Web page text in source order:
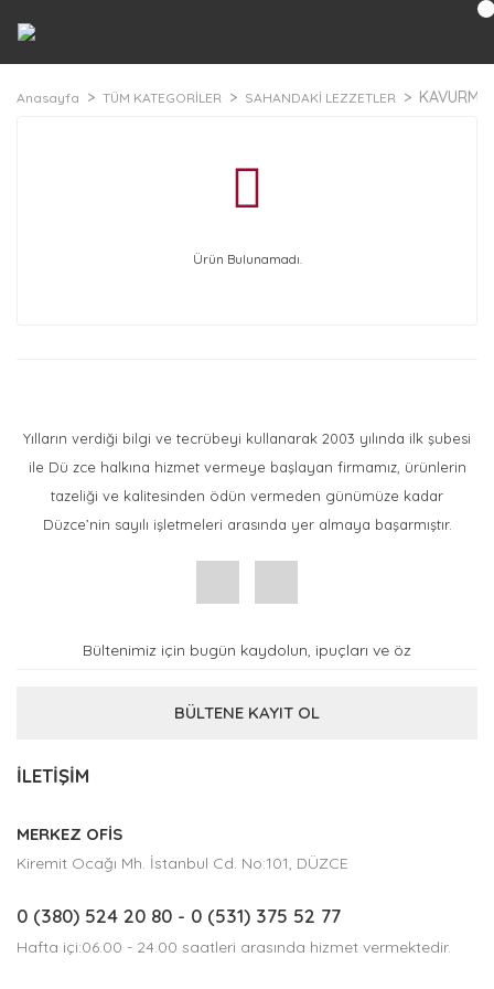
Anasayfa TÜM KATEGORİLER SAHANDAKİ LEZZETLER
Ürün Bulunamadı.
Yılların verdiği bilgi ve tecrübeyi kullanarak 2003 yılında ilk şubesi
ile Dü zce halkına hizmet vermeye başlayan firmamız, ürünlerin
tazeliği ve kalitesinden ödün vermeden günümüze kadar
Düzce’nin sayılı işletmeleri arasında yer almaya başarmıştır.
BÜLTENE KAYIT OL
İLETİŞİM
MERKEZ OFİS
Kiremit Ocağı Mh. İstanbul Cd. No:101, DÜZCE
0 (380) 524 20 80 - 0 (531) 375 52 77
Hafta içi:06.00 - 24.00 saatleri arasında hizmet vermektedir.